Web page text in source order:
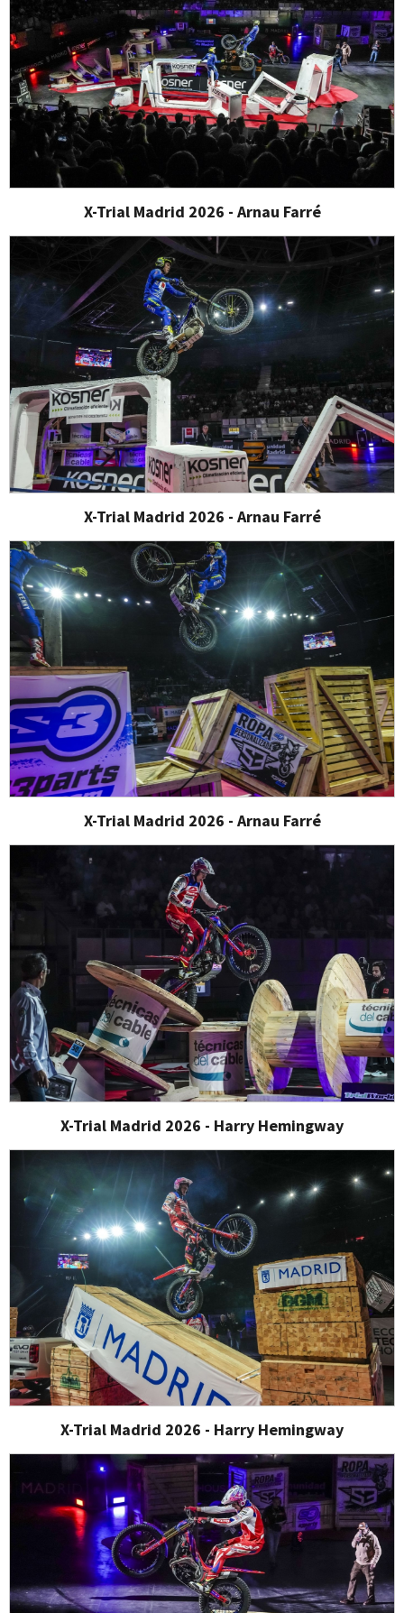
X-Trial Madrid 2026 - Arnau Farré
X-Trial Madrid 2026 - Arnau Farré
X-Trial Madrid 2026 - Arnau Farré
X-Trial Madrid 2026 - Harry Hemingway
X-Trial Madrid 2026 - Harry Hemingway